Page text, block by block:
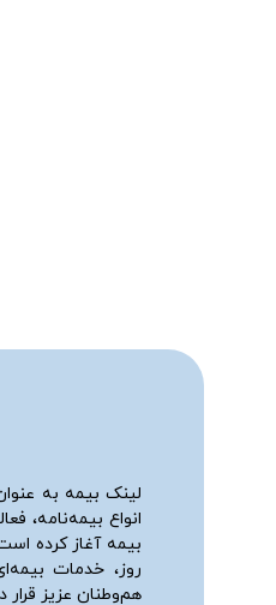
لینک بیمه به
انواع بیمه‌نامه،
بیمه آغاز کرده
روز، خدمات
هم‌وطنان عزیز قرار